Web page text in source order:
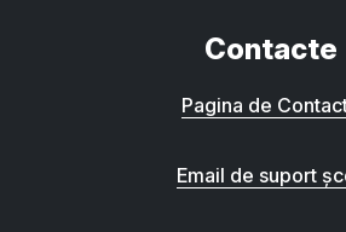
Contacte
Pagina de
Email de suport